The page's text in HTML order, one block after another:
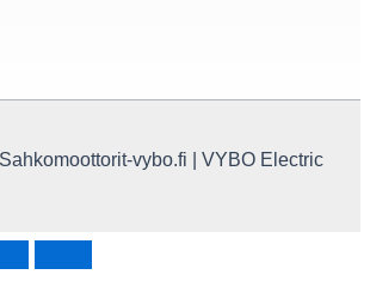
vybo.fi | VYBO Electric